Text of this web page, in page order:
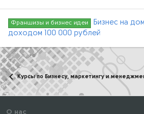
Франшизы и бизнес идеи
Бизнес на
доходом 100 000 рублей
Курсы по Бизнесу, маркетингу и
О нас